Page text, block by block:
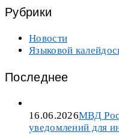
Рубрики
Новости
Языковой
Последнее
16.06.2026МВД
уведомлений для